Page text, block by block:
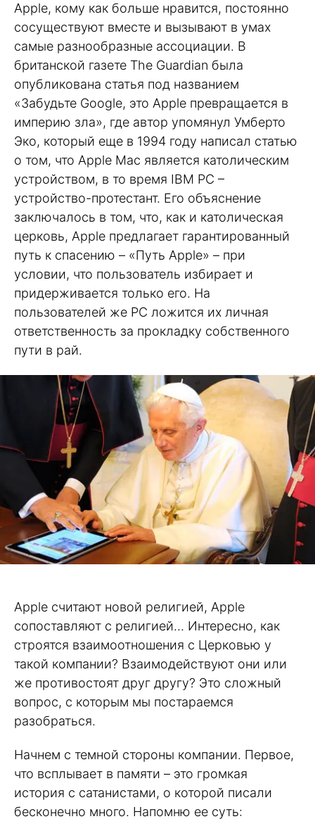
Apple, кому как больше нравится, постоянно
сосуществуют вместе и вызывают в умах
самые разнообразные ассоциации. В
британской газете The Guardian была
опубликована статья под названием
«Забудьте Google, это Apple превращается в
империю зла», где автор упомянул Умберто
Эко, который еще в 1994 году написал статью
о том, что Apple Mac является католическим
устройством, в то время IBM PC –
устройство-протестант. Его объяснение
заключалось в том, что, как и католическая
церковь, Apple предлагает гарантированный
путь к спасению – «Путь Apple» – при
условии, что пользователь избирает и
придерживается только его. На
пользователей же PC ложится их личная
ответственность за прокладку собственного
пути в рай.
Apple считают новой религией, Apple
сопоставляют с религией… Интересно, как
строятся взаимоотношения с Церковью у
такой компании? Взаимодействуют они или
же противостоят друг другу? Это сложный
вопрос, с которым мы постараемся
разобраться.
Начнем с темной стороны компании. Первое,
что всплывает в памяти – это громкая
история с сатанистами, о которой писали
бесконечно много. Напомню ее суть: